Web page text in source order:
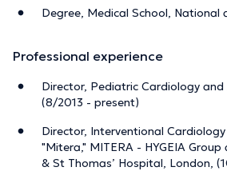
Degree, Medical School, National
Professional experience
Director, Pediatric Cardiology
(8/2013 - present)
Director, Interventional
"Mitera," MITERA - HYGEIA
& St Thomas’ Hospital, London,